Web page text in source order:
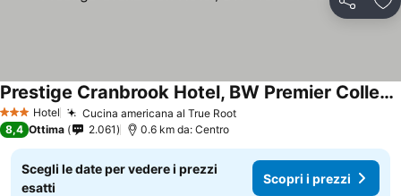
Condividi
3 StelleHotel Cucina americana al True Root
Prestige Cranbrook Hotel, BW Premier Collection
8,4 Ottima 2.061 0.6 km da: Centro
Scegli le date per vedere i prezzi
esatti
Scopri i prezzi